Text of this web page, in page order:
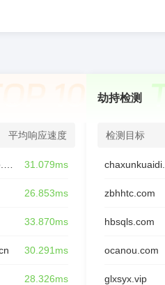
平均响应速度
31.079ms
26.853ms
33.870ms
30.291ms
28.326ms
劫持检测
检测目标
zbhhtc.com
hbsqls.com
ocanou.com
glxsyx.vip